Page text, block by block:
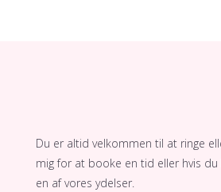
Du er altid velkommen til at ringe
mig for at booke en tid eller hvis
en af vores ydelser.